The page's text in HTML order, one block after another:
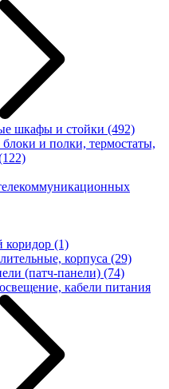
шкафы и стойки (492)
и полки, термостаты,
коридор (1)
корпуса (29)
(патч-панели) (74)
кабели питания